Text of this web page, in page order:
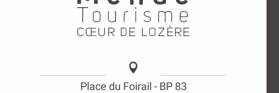
Place du Foirail - BP 83